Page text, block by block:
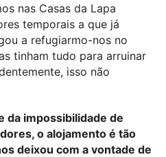
nas Casas da Lapa
temporais a que já
a refugiarmo-nos no
tinham tudo para arruinar
isso não
da impossibilidade de
o alojamento é tão
deixou com a vontade de